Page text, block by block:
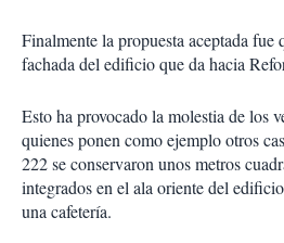
Finalmente la propuesta aceptada fue
fachada del edificio que da hacia
Esto ha provocado la molestia de los
quienes ponen como ejemplo otros
222 se conservaron unos metros
integrados en el ala oriente del
una cafetería.